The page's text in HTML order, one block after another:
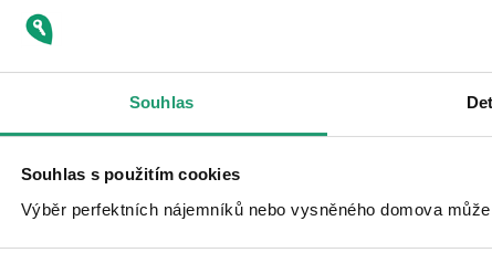
Souhlas
Souhlas s použitím cookies
Výběr perfektních nájemníků nebo vysněného domova
nebo úložný prostor)